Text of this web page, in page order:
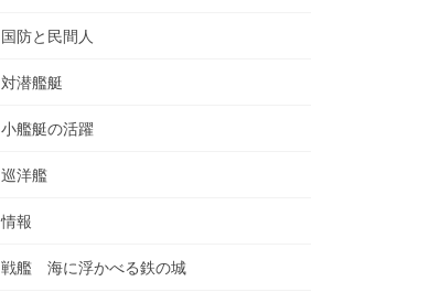
国防と民間人
対潜艦艇
小艦艇の活躍
巡洋艦
情報
戦艦 海に浮かべる鉄の城